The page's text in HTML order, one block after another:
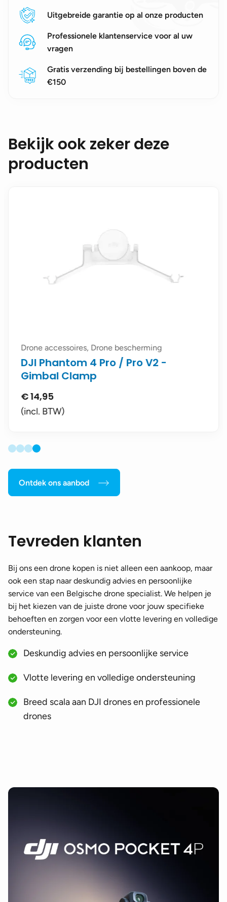
Uitgebreide garantie op al onze producten
Professionele klantenservice voor al uw
vragen
Gratis verzending bij bestellingen boven de
€150
Bekijk ook zeker deze
producten
Drone accessoires, Drone bescherming
DJI Phantom 4 Pro / Pro V2 -
Gimbal Clamp
€14,95
(incl. BTW)
Ontdek ons aanbod
Tevreden klanten
Bij ons een drone kopen is niet alleen een aankoop, maar
ook een stap naar deskundig advies en persoonlijke
service van een Belgische drone specialist. We helpen je
bij het kiezen van de juiste drone voor jouw specifieke
behoeften en zorgen voor een vlotte levering en volledige
ondersteuning.
Deskundig advies en persoonlijke service
Vlotte levering en volledige ondersteuning
Breed scala aan DJI drones en professionele
drones